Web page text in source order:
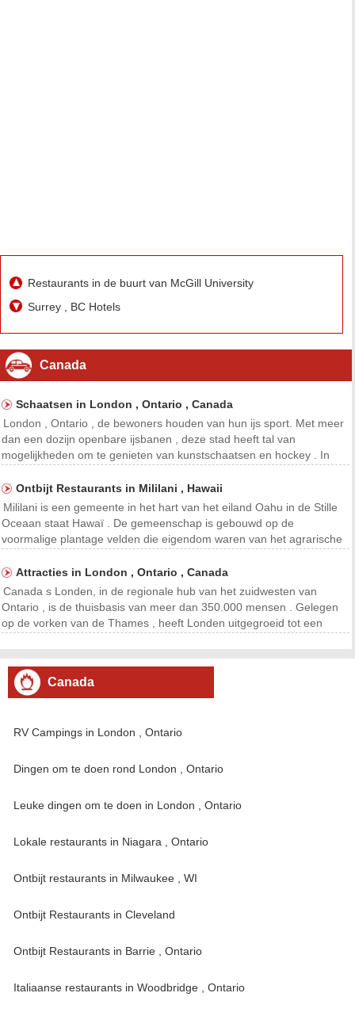
Restaurants in de buurt van McGill University
Surrey , BC Hotels
Canada
Schaatsen in London , Ontario , Canada
London , Ontario , de bewoners houden van hun ijs sport. Met meer
dan een dozijn openbare ijsbanen , deze stad heeft tal van
mogelijkheden om te genieten van kunstschaatsen en hockey . In
kunstschaatsen s International Skating Union , en
Ontbijt Restaurants in Mililani , Hawaii
Mililani is een gemeente in het hart van het eiland Oahu in de Stille
Oceaan staat Hawaï . De gemeenschap is gebouwd op de
voormalige plantage velden die eigendom waren van het agrarische
jaren 1960 . Voor wie op zoek naar restaur
Attracties in London , Ontario , Canada
Canada s Londen, in de regionale hub van het zuidwesten van
Ontario , is de thuisbasis van meer dan 350.000 mensen . Gelegen
op de vorken van de Thames , heeft Londen uitgegroeid tot een
Canada
RV Campings in London , Ontario
Dingen om te doen rond London , Ontario
Leuke dingen om te doen in London , Ontario
Lokale restaurants in Niagara , Ontario
Ontbijt restaurants in Milwaukee , WI
Ontbijt Restaurants in Cleveland
Ontbijt Restaurants in Barrie , Ontario
Italiaanse restaurants in Woodbridge , Ontario